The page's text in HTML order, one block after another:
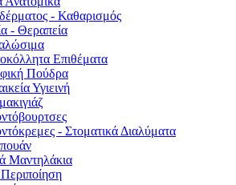
- Καθαρισμός
- Θεραπεία
Επιθέματα
Πούδρα
Υγιεινή
- Στοματικά Διαλύματα
Μαντηλάκια